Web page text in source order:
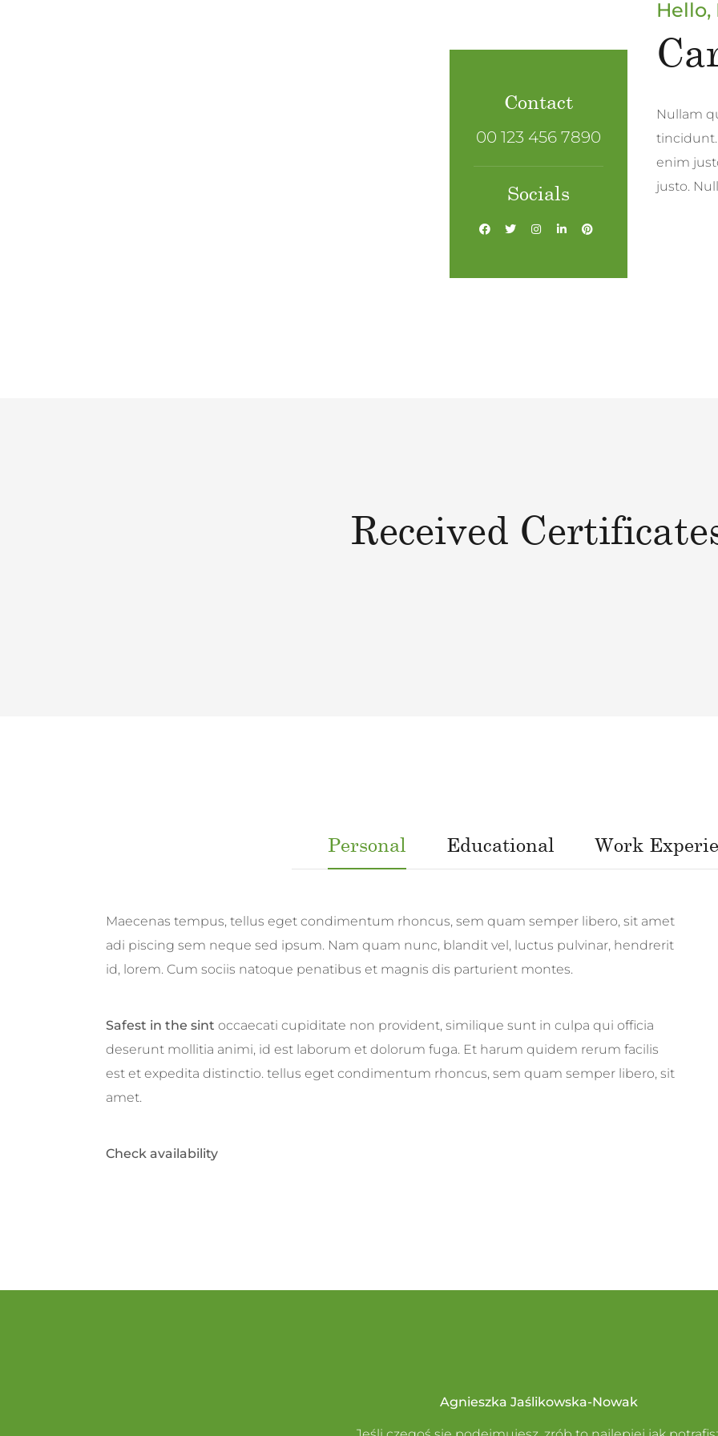
Contact
00 123 456 7890
Socials
Hello,
Nullam
tincidunt.
enim
justo.
Received
Personal Educational Work
Maecenas tempus, tellus eget condimentum rhoncus, sem quam semper libero, sit amet
adi piscing sem neque sed ipsum. Nam quam nunc, blandit vel, luctus pulvinar, hendrerit
id, lorem. Cum sociis natoque penatibus et magnis dis parturient montes.
Safest in the sint occaecati cupiditate non provident, similique sunt in culpa qui officia
deserunt mollitia animi, id est laborum et dolorum fuga. Et harum quidem rerum facilis
est et expedita distinctio. tellus eget condimentum rhoncus, sem quam semper libero, sit
amet.
Check availability
Agnieszka Jaślikowska-Nowak